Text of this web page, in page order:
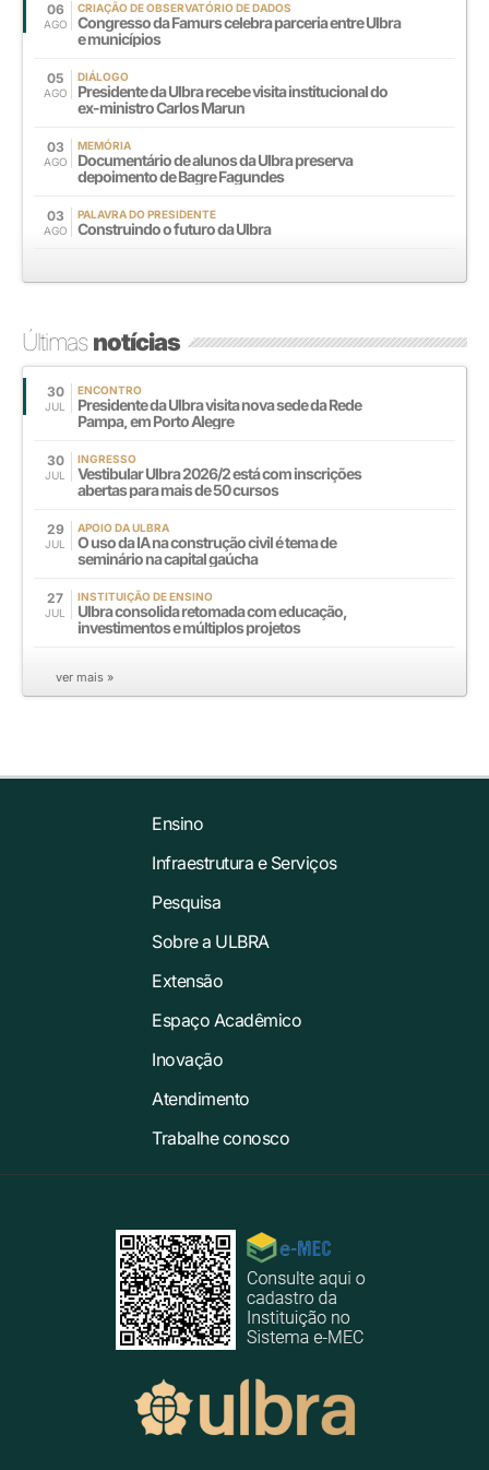
06
AGO
CRIAÇÃO DE OBSERVATÓRIO DE DADOS
Congresso da Famurs celebra parceria entre Ulbra
e municípios
05
AGO
DIÁLOGO
Presidente da Ulbra recebe visita institucional do
ex-ministro Carlos Marun
03
AGO
MEMÓRIA
Documentário de alunos da Ulbra preserva
depoimento de Bagre Fagundes
03
AGO
PALAVRA DO PRESIDENTE
Construindo o futuro da Ulbra
Últimasnotícias
30
JUL
ENCONTRO
Presidente da Ulbra visita nova sede da Rede
Pampa, em Porto Alegre
30
JUL
INGRESSO
Vestibular Ulbra 2026/2 está com inscrições
abertas para mais de 50 cursos
29
JUL
APOIO DA ULBRA
O uso da IA na construção civil é tema de
seminário na capital gaúcha
27
JUL
INSTITUIÇÃO DE ENSINO
Ulbra consolida retomada com educação,
investimentos e múltiplos projetos
ver mais »
Ensino
Infraestrutura e Serviços
Pesquisa
Sobre a ULBRA
Extensão
Espaço Acadêmico
Inovação
Atendimento
Trabalhe conosco